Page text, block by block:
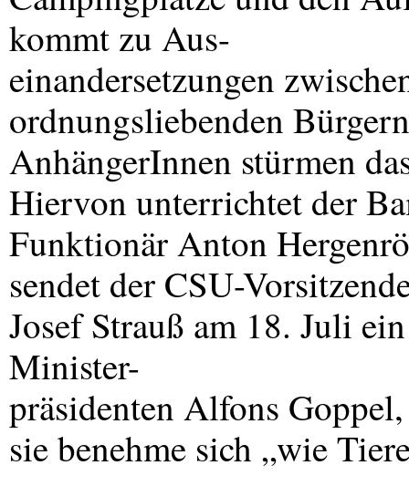
kommt zu Aus-
einandersetzungen
ordnungsliebenden
AnhängerInnen stürmen
Hiervon unterrichtet der
Funktionär Anton
sendet der CSU-
Josef Strauß am 18. Juli
Minister-
präsidenten Alfons
sie benehme sich „wie